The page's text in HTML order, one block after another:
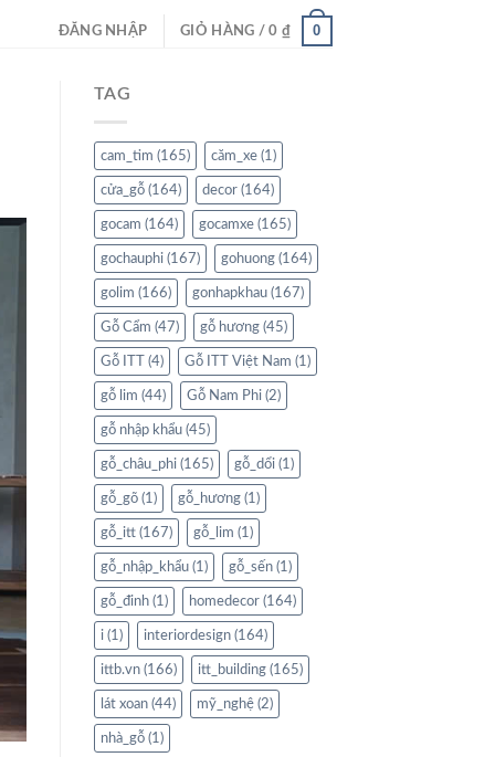
ĐĂNG NHẬP GIỎ HÀNG /0 ₫ 0
TAG
cam_tim (165) căm_xe(1)
cửa_gỗ(164) decor(164)
gocam (164) gocamxe(165)
gochauphi(167) gohuong(164)
golim (166) gonhapkhau(167)
Gỗ Cẩm (47) gỗ hương(45)
Gỗ ITT (4) Gỗ ITT Việt Nam (1)
gỗ lim (44) Gỗ Nam Phi(2)
gỗ nhập khẩu(45)
gỗ_châu_phi(165) gỗ_dổi(1)
gỗ_gõ(1) gỗ_hương(1)
gỗ_itt(167) gỗ_lim (1)
gỗ_nhập_khẩu(1) gỗ_sến(1)
gỗ_đinh(1) homedecor(164)
i(1) interiordesign(164)
ittb.vn(166) itt_building(165)
lát xoan(44) mỹ_nghệ(2)
nhà_gỗ(1)